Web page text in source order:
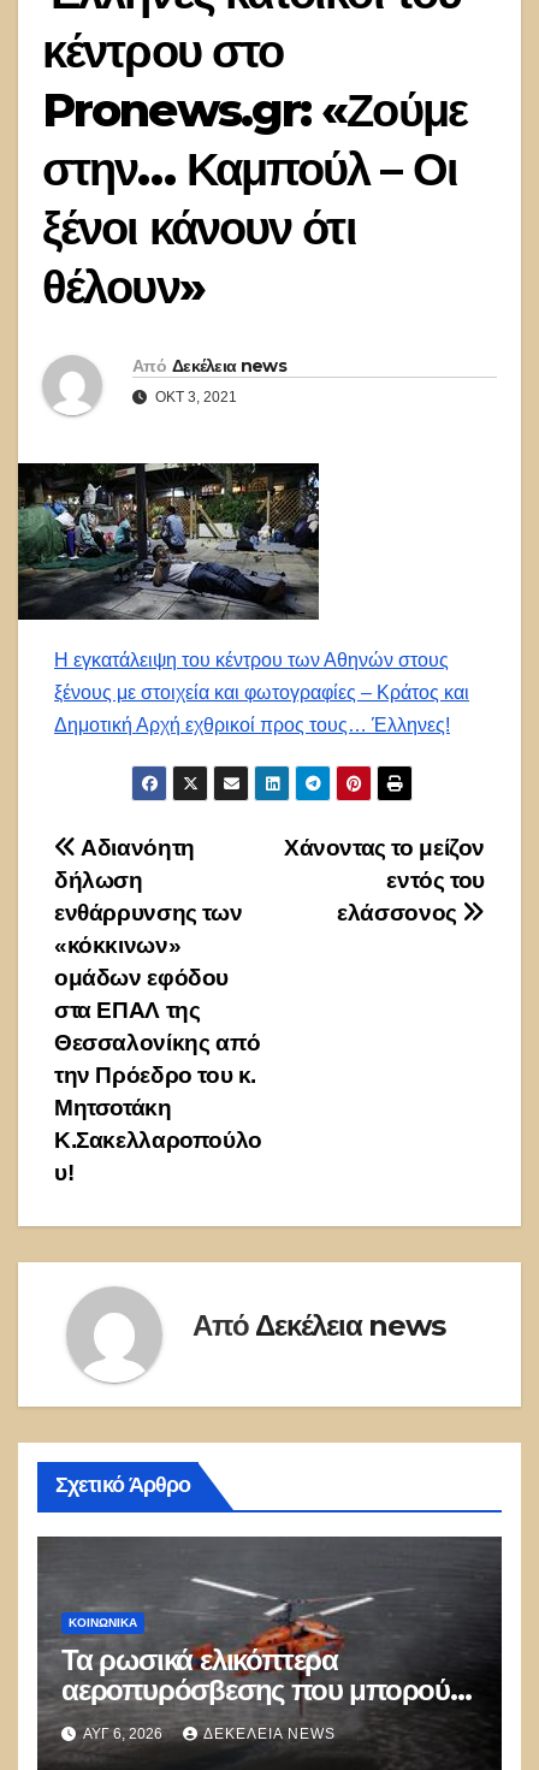
κέντρου στο
Pronews.gr: «Ζούμε
στην… Καμπούλ – Οι
ξένοι κάνουν ότι
θέλουν»
Από Δεκέλεια news
ΟΚΤ 3, 2021
Η εγκατάλειψη του κέντρου των Αθηνών στους
ξένους με στοιχεία και φωτογραφίες – Κράτος και
Δημοτική Αρχή εχθρικοί προς τους… Έλληνες!
Πλοήγηση
άρθρων
Χάνοντας το μείζον
εντός του
ελάσσονος
Αδιανόητη
δήλωση
ενθάρρυνσης των
«κόκκινων»
ομάδων εφόδου
στα ΕΠΑΛ της
Θεσσαλονίκης από
την Πρόεδρο του κ.
Μητσοτάκη
Κ.Σακελλαροπούλο
υ!
Από Δεκέλεια news
Σχετικό Άρθρο
ΚΟΙΝΩΝΙΚΑ
Τα ρωσικά ελικόπτερα
αεροπυρόσβεσης που μπορούν
να ρίχνουν 5 τόνους νερού με 8
μποφόρ
ΑΥΓ 6, 2026 ΔΕΚΈΛΕΙΑ NEWS